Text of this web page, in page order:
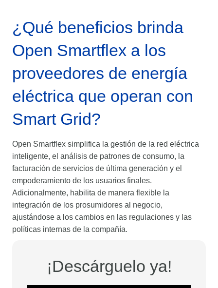
¿Qué beneficios brinda
Open Smartflex a los
proveedores de energía
eléctrica que operan con
Smart Grid?
Open Smartflex simplifica la gestión de la red eléctrica
inteligente, el análisis de patrones de consumo, la
facturación de servicios de última generación y el
empoderamiento de los usuarios finales.
Adicionalmente, habilita de manera flexible la
integración de los prosumidores al negocio,
ajustándose a los cambios en las regulaciones y las
políticas internas de la compañía.
¡Descárguelo ya!